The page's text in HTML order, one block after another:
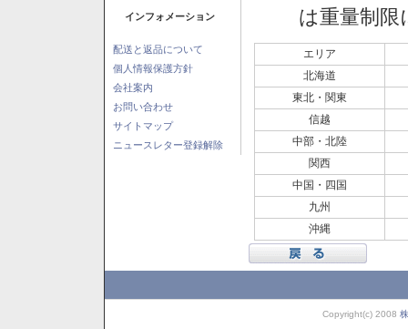
インフォメーション
配送と返品について
個人情報保護方針
会社案内
お問い合わせ
サイトマップ
ニュースレター登録解除
は重量制
エリア
北海道
東北・関東
信越
中部・北陸
関西
中国・四国
九州
沖縄
Copyright(c) 2008